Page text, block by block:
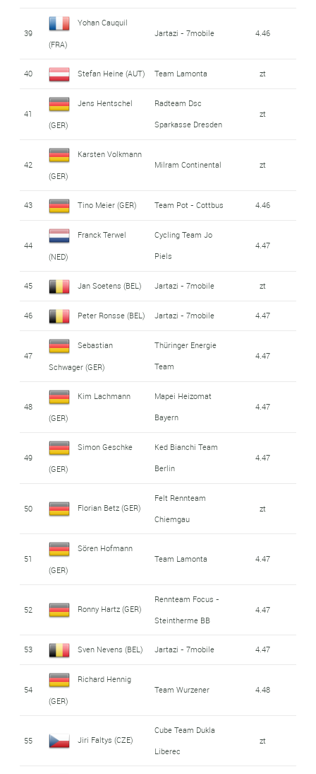
39
Yohan Cauquil
(FRA)
Jartazi - 7mobile 4.46
40 Stefan Heine (AUT) Team Lamonta zt
41
Jens Hentschel
(GER)
Radteam Dsc
Sparkasse Dresden
zt
42
Karsten Volkmann
(GER)
Milram Continental zt
43 Tino Meier (GER) Team Pot - Cottbus 4.46
44
Franck Terwel
(NED)
Cycling Team Jo
Piels
4.47
45 Jan Soetens (BEL) Jartazi - 7mobile zt
46 Peter Ronsse (BEL) Jartazi - 7mobile 4.47
47
Sebastian
Schwager (GER)
Thüringer Energie
Team
4.47
48
Kim Lachmann
(GER)
Mapei Heizomat
Bayern
4.47
49
Simon Geschke
(GER)
Ked Bianchi Team
Berlin
4.47
50 Florian Betz (GER)
Felt Rennteam
Chiemgau
zt
51
Sören Hofmann
(GER)
Team Lamonta 4.47
52 Ronny Hartz (GER)
Rennteam Focus -
Steintherme BB
4.47
53 Sven Nevens (BEL) Jartazi - 7mobile 4.47
54
Richard Hennig
(GER)
Team Wurzener 4.48
55 Jiri Faltys (CZE)
Cube Team Dukla
Liberec
zt